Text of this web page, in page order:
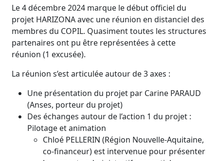
Le 4 décembre 2024 marque le début officiel du
projet HARIZONA avec une réunion en distanciel des
membres du COPIL. Quasiment toutes les structures
partenaires ont pu être représentées à cette
réunion (1 excusée).
La réunion s’est articulée autour de 3 axes :
Une présentation du projet par Carine PARAUD
(Anses, porteur du projet)
Des échanges autour de l’action 1 du projet :
Pilotage et animation
Chloé PELLERIN (Région Nouvelle-Aquitaine,
co-financeur) est intervenue pour présenter